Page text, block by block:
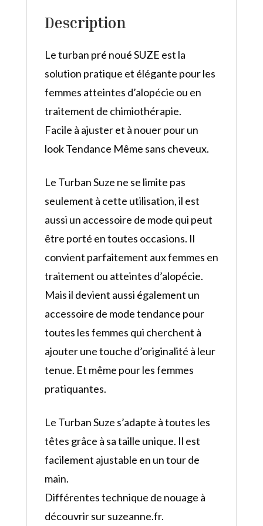
Description
Le turban pré noué SUZE est la
solution pratique et élégante pour les
femmes atteintes d’alopécie ou en
traitement de chimiothérapie.
Facile à ajuster et à nouer pour un
look Tendance Même sans cheveux.
Le Turban Suze ne se limite pas
seulement à cette utilisation, il est
aussi un accessoire de mode qui peut
être porté en toutes occasions. Il
convient parfaitement aux femmes en
traitement ou atteintes d’alopécie.
Mais il devient aussi également un
accessoire de mode tendance pour
toutes les femmes qui cherchent à
ajouter une touche d’originalité à leur
tenue. Et même pour les femmes
pratiquantes.
Le Turban Suze s’adapte à toutes les
têtes grâce à sa taille unique. Il est
facilement ajustable en un tour de
main.
Différentes technique de nouage à
découvrir sur suzeanne.fr.